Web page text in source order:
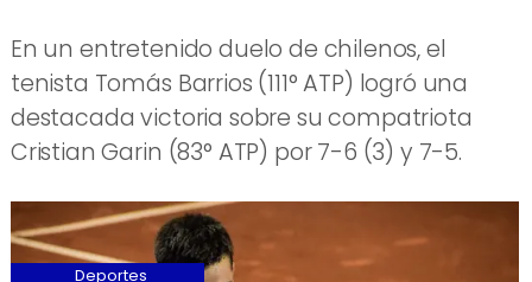
​En un entretenido duelo de chilenos, el
tenista Tomás Barrios (111° ATP) logró una
destacada victoria sobre su compatriota
Cristian Garin (83° ATP) por 7-6 (3) y 7-5.
Deportes